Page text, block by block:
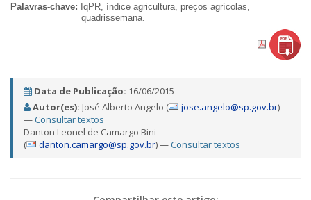
Palavras-chave: IqPR, índice agricultura, preços agrícolas,
quadrissemana.
Data de Publicação: 16/06/2015
Autor(es): José Alberto Angelo ( jose.angelo@sp.gov.br)
—Consultar textos
Danton Leonel de Camargo Bini
(
danton.camargo@sp.gov.br) —Consultar textos